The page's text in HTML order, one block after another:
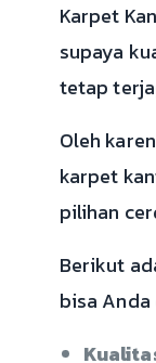
Karpet
supaya
tetap
Oleh
karpet
pilihan
Berikut
bisa